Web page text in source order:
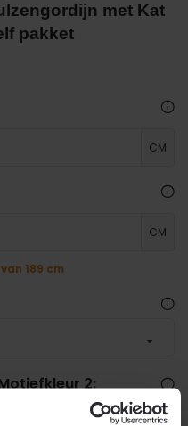
met Kat
pakket
CM
CM
189 cm
2:
Standaard als foto